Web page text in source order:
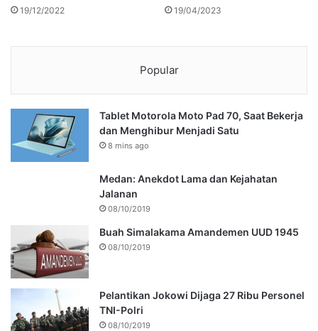
19/12/2022 19/04/2023
Popular
Tablet Motorola Moto Pad 70, Saat Bekerja
dan Menghibur Menjadi Satu
8 mins ago
Medan: Anekdot Lama dan Kejahatan
Jalanan
08/10/2019
Buah Simalakama Amandemen UUD 1945
08/10/2019
Pelantikan Jokowi Dijaga 27 Ribu Personel
TNI-Polri
08/10/2019